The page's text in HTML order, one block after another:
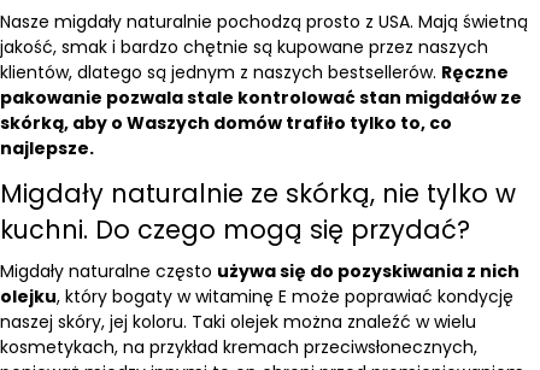
Nasze migdały naturalnie pochodzą prosto z USA. Mają świetną
jakość, smak i bardzo chętnie są kupowane przez naszych
klientów, dlatego są jednym z naszych bestsellerów. Ręczne
pakowanie pozwala stale kontrolować stan migdałów ze
skórką, aby o Waszych domów trafiło tylko to, co
najlepsze.
Migdały naturalnie ze skórką, nie tylko w
kuchni. Do czego mogą się przydać?
Migdały naturalne często używa się do pozyskiwania z nich
olejku, który bogaty w witaminę E może poprawiać kondycję
naszej skóry, jej koloru. Taki olejek można znaleźć w wielu
kosmetykach, na przykład kremach przeciwsłonecznych,